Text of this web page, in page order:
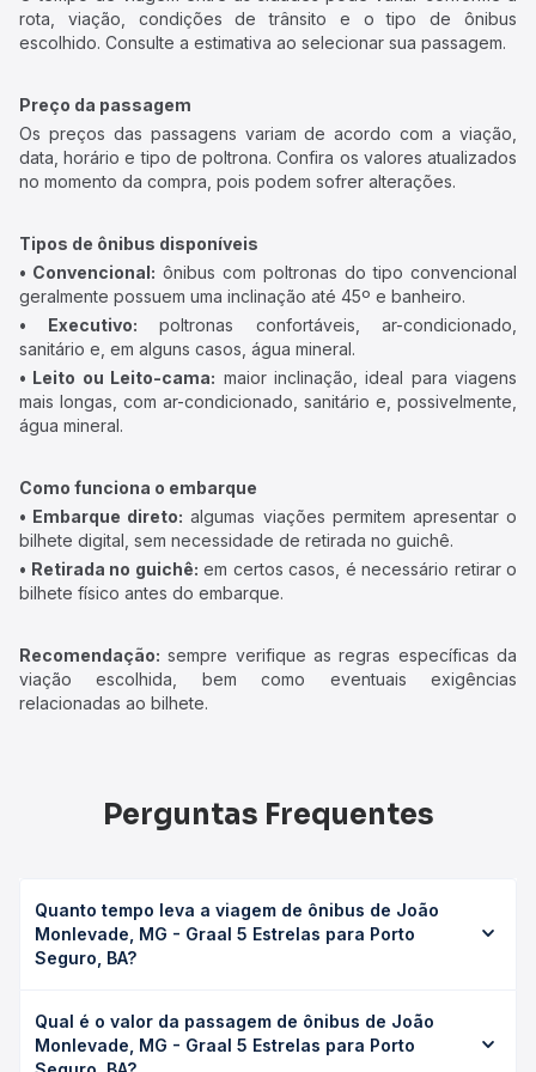
rota, viação, condições de trânsito e o tipo de ônibus
escolhido. Consulte a estimativa ao selecionar sua passagem.
Preço da passagem
Os preços das passagens variam de acordo com a viação,
data, horário e tipo de poltrona. Confira os valores atualizados
no momento da compra, pois podem sofrer alterações.
Tipos de ônibus disponíveis
• Convencional: ônibus com poltronas do tipo convencional
geralmente possuem uma inclinação até 45º e banheiro.
• Executivo: poltronas confortáveis, ar-condicionado,
sanitário e, em alguns casos, água mineral.
• Leito ou Leito-cama: maior inclinação, ideal para viagens
mais longas, com ar-condicionado, sanitário e, possivelmente,
água mineral.
Como funciona o embarque
• Embarque direto: algumas viações permitem apresentar o
bilhete digital, sem necessidade de retirada no guichê.
• Retirada no guichê: em certos casos, é necessário retirar o
bilhete físico antes do embarque.
Recomendação: sempre verifique as regras específicas da
viação escolhida, bem como eventuais exigências
relacionadas ao bilhete.
Perguntas Frequentes
Quanto tempo leva a viagem de ônibus de João
Monlevade, MG - Graal 5 Estrelas para Porto
Seguro, BA?
Estrelas para Porto Seguro, BA leva em média 16h 58min,
podendo variar conforme a viação, o tipo de serviço
Qual é o valor da passagem de ônibus de João
Monlevade, MG - Graal 5 Estrelas para Porto